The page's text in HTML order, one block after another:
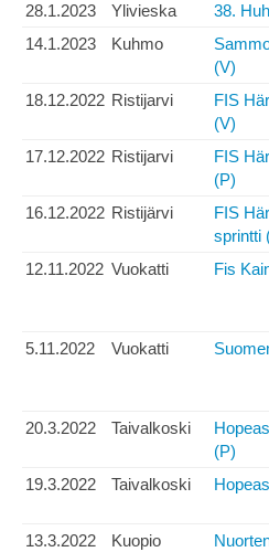
28.1.2023 Ylivieska 38.
14.1.2023
Kuhmo
(V)
18.12.2022 Ristijarvi
FIS
(V)
17.12.2022 Ristijarvi
FIS
(P)
16.12.2022 Ristijärvi
FIS
sprintti
12.11.2022 Vuokatti Fis
5.11.2022
Vuokatti
20.3.2022
Taivalkoski
(P)
19.3.2022 Taivalkoski
13.3.2022 Kuopio